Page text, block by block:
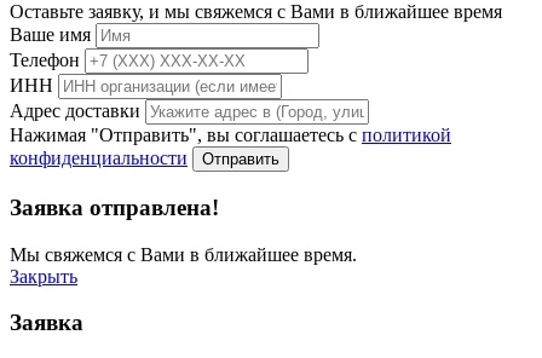
Оставьте заявку, и мы свяжемся с Вами в ближайшее время
Ваше имя
Телефон
ИНН
Адрес доставки
Нажимая "Отправить", вы соглашаетесь с политикой
конфиденциальности
Отправить
Заявка отправлена!
Мы свяжемся с Вами в ближайшее время.
Закрыть
Заявка